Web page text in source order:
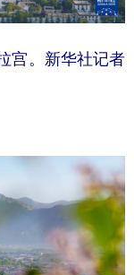
。新华社记者